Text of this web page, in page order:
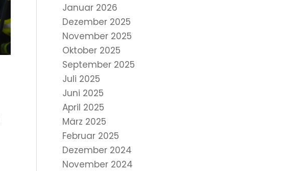
Januar 2026
Dezember 2025
November 2025
Oktober 2025
September 2025
Juli 2025
Juni 2025
April 2025
März 2025
Februar 2025
Dezember 2024
November 2024